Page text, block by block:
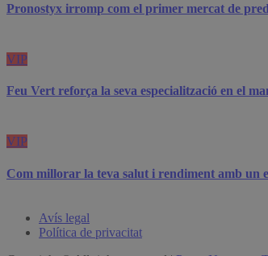
Pronostyx irromp com el primer mercat de
VIP
Feu Vert reforça la seva especialització en el
VIP
Com millorar la teva salut i rendiment amb un
Avís legal
Política de privacitat